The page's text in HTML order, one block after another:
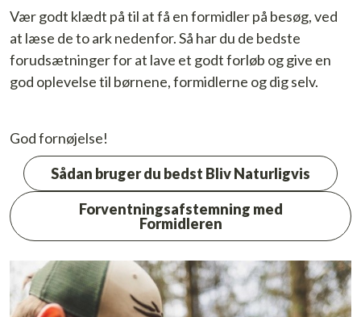
Vær godt klædt på til at få en formidler på besøg, ved
at læse de to ark nedenfor. Så har du de bedste
forudsætninger for at lave et godt forløb og give en
god oplevelse til børnene, formidlerne og dig selv.
God fornøjelse!
Sådan bruger du bedst Bliv Naturligvis
Forventningsafstemning med
Formidleren